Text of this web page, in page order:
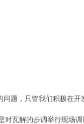
，只管我们积极在开
瓦解的步调举行现场调